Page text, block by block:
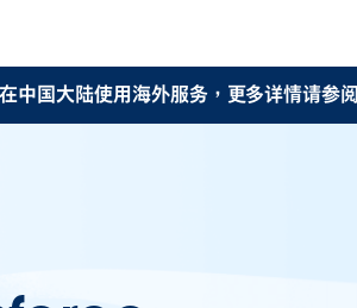
中国大陆使用海外服务，更多详情请参阅